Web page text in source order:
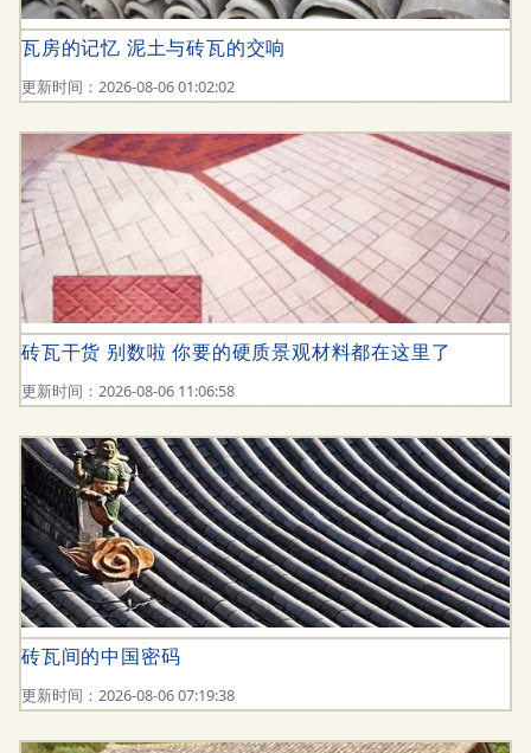
瓦房的记忆 泥土与砖瓦的交响
更新时间：2026-08-06 01:02:02
砖瓦干货 别数啦 你要的硬质景观材料都在这里了
更新时间：2026-08-06 11:06:58
砖瓦间的中国密码
更新时间：2026-08-06 07:19:38